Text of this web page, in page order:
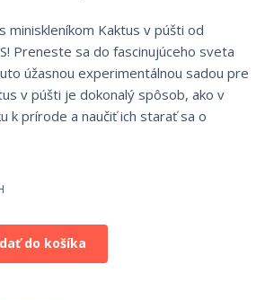
miniskleníkom Kaktus v púšti od
Preneste sa do fascinujúceho sveta
úžasnou experimentálnou sadou pre
v púšti je dokonalý spôsob, ako v
k prírode a naučiť ich starať sa o
do košíka